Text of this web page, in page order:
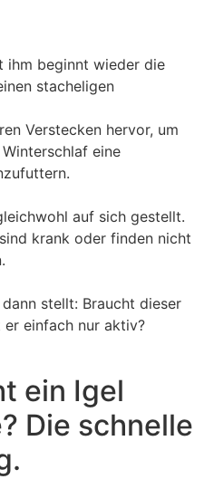
ihm beginnt wieder die
stacheligen
Verstecken hervor, um
eine
auf sich gestellt.
krank oder finden nicht
stellt: Braucht dieser
einfach nur aktiv?
ein Igel
Die schnelle